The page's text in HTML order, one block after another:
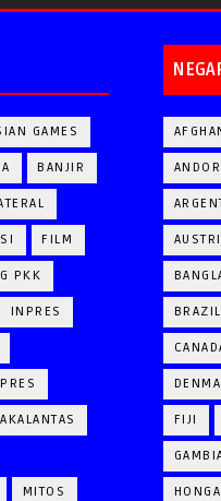
GAMES
BANJIR
FILM
PKK
INPRES
MITOS
BRAZIL
FIJI